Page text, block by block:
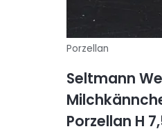
Porzellan
Seltmann
Porzellan H